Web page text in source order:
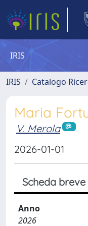
IRIS
IRIS Catalogo
Maria
V. Merola
2026-01-01
Scheda breve
Anno
2026